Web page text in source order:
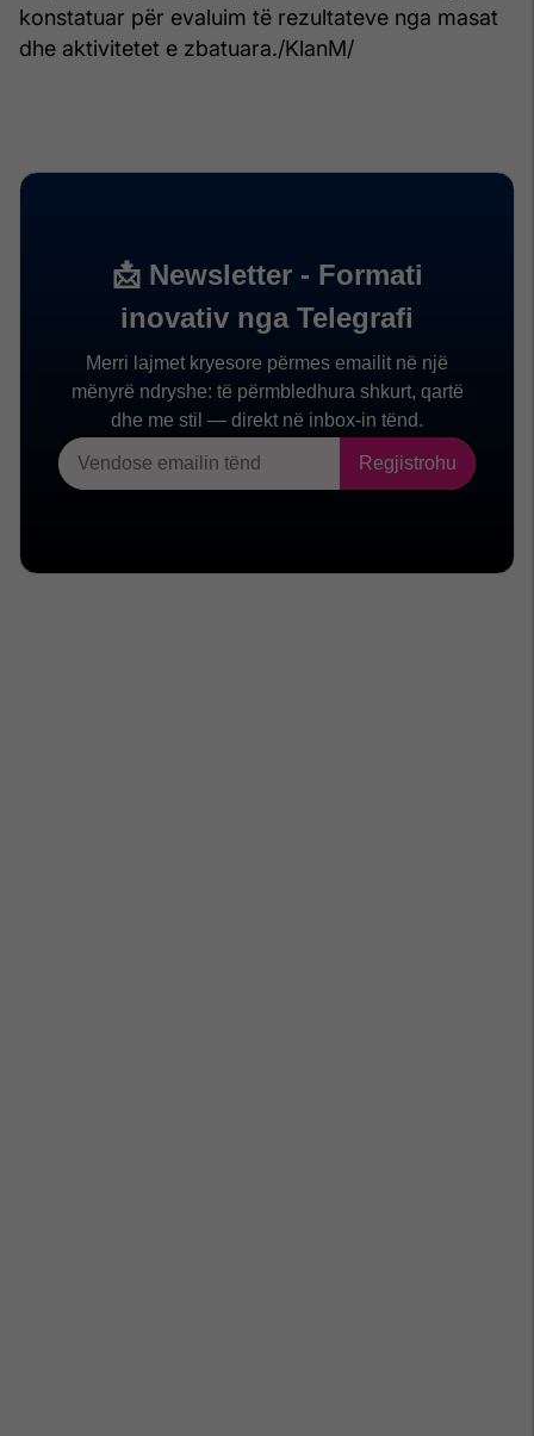
konstatuar për evaluim të rezultateve nga masat
dhe aktivitetet e zbatuara./KlanM/